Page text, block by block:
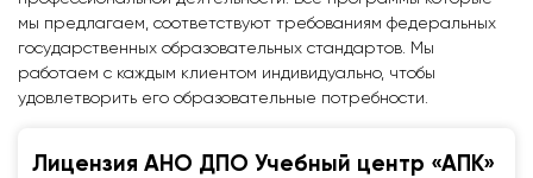
мы предлагаем, соответствуют требованиям федеральных
государственных образовательных стандартов. Мы
работаем с каждым клиентом индивидуально, чтобы
удовлетворить его образовательные потребности.
Лицензия АНО ДПО Учебный центр «АПК»